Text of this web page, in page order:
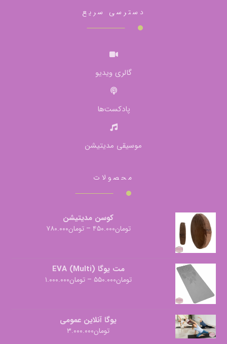
دسترسی سریع
گالری ویدیو
پادکست‌ها
موسیقی مدیتیشن
محصولات
کوسن مدیتیشن
تومان۴۵۰.۰۰۰ –تومان۷۸۰.۰۰۰
مت یوگا EVA (Multi)
تومان۵۵۰.۰۰۰ –تومان۱.۰۰۰.۰۰۰
یوگا آنلاین عمومی
تومان۳.۰۰۰.۰۰۰